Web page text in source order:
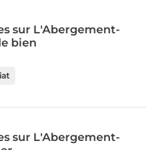
sur L'Abergement-
bien
sur L'Abergement-